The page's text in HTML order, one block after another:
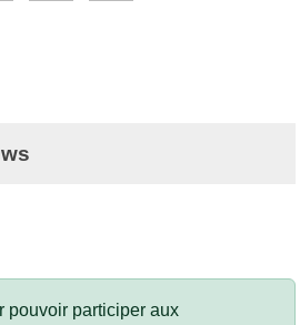
pouvoir participer aux